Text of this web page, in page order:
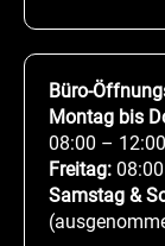
Büro-
Montag bis
08:00 –
Freitag:
Samstag &